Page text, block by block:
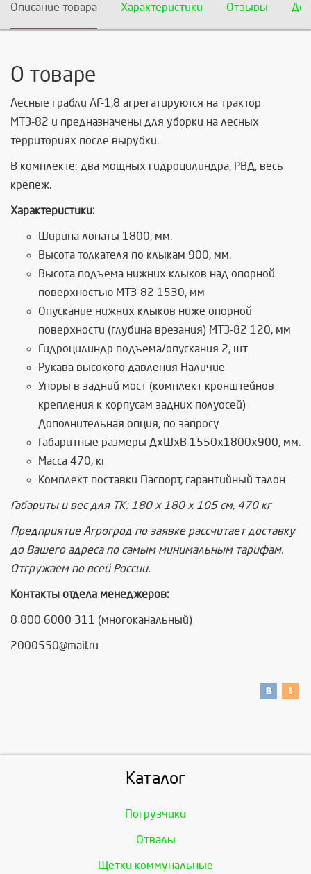
Описание товара Характеристики Отзывы
О товаре
Лесные грабли ЛГ-1,8 агрегатируются на трактор
МТЗ-82 и предназначены для уборки на лесных
территориях после вырубки.
В комплекте: два мощных гидроцилиндра, РВД, весь
крепеж.
Характеристики:
Ширина лопаты 1800, мм.
Высота толкателя по клыкам 900, мм.
Высота подъема нижних клыков над опорной
поверхностью МТЗ-82 1530, мм
Опускание нижних клыков ниже опорной
поверхности (глубина врезания) МТЗ-82 120, мм
Гидроцилиндр подъема/опускания 2, шт
Рукава высокого давления Наличие
Упоры в задний мост (комплект кронштейнов
крепления к корпусам задних полуосей)
Дополнительная опция, по запросу
Габаритные размеры ДхШхВ 1550х1800х900, мм.
Масса 470, кг
Комплект поставки Паспорт, гарантийный талон
Габариты и вес для ТК: 180 х 180 х 105 см, 470 кг
Предприятие Агрогрод по заявке рассчитает доставку
до Вашего адреса по самым минимальным тарифам.
Отгружаем по всей России.
Контакты отдела менеджеров:
8 800 6000 311 (многоканальный)
2000550@mail.ru
Каталог
Погрузчики
Отвалы
Щетки коммунальные